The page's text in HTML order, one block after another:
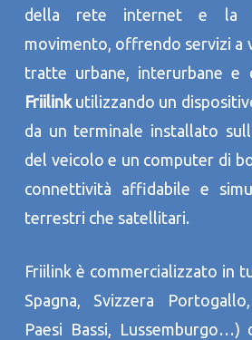
della rete internet e la
movimento, offrendo servizi a
tratte urbane, interurbane e
Friilinkutilizzando un
da un terminale installato
del veicolo e un computer di
connettività affidabile e
terrestri che satellitari.
Friilink è commercializzato in
Spagna, Svizzera
Paesi Bassi,